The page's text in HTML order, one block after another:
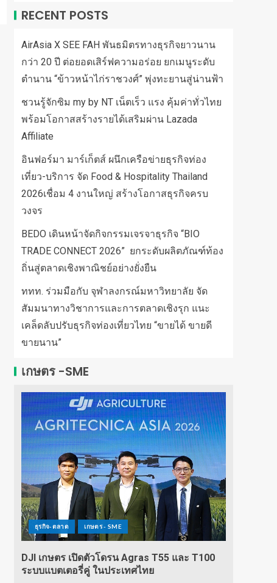
RECENT POSTS
AirAsia X SEE FAH พันธมิตรทางธุรกิจยาวนาน
กว่า 20 ปี ต่อยอดเสิร์ฟความอร่อย ยกเมนูระดับ
ตำนาน “ข้าวหน้าไก่ราชวงศ์” พุ่งทะยานสู่น่านฟ้า
ชวนรู้จักซิม my by NT เน็ตเร็ว แรง คุ้มค่าทั่วไทย
พร้อมโอกาสสร้างรายได้เสริมผ่าน Lazada
Affiliate
อินฟอร์มา มาร์เก็ตส์ ผนึกเครือข่ายธุรกิจท่อง
เที่ยว-บริการ จัด Food & Hospitality Thailand
2026เชื่อม 4 งานใหญ่ สร้างโอกาสธุรกิจครบ
วงจร
BEDO เดินหน้าจัดกิจกรรมเจรจาธุรกิจ “BIO
TRADE CONNECT 2026” ยกระดับผลิตภัณฑ์ท้อง
ถิ่นสู่ตลาดเชิงพาณิชย์อย่างยั่งยืน
ททท. ร่วมมือกับ จุฬาลงกรณ์มหาวิทยาลัย จัด
สัมมนาทางวิชาการและการตลาดเชิงรุก แนะ
เคล็ดลับปรับธุรกิจท่องเที่ยวไทย “ขายได้ ขายดี
ขายนาน”
เกษตร -SME
ธุรกิจ-ตลาด เกษตร - SME
DJI เกษตร เปิดตัวโดรน Agras T55 และ T100
ระบบแบตเตอรี่คู่ ในประเทศไทย